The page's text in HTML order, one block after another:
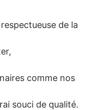
de la
comme nos
souci de qualité.